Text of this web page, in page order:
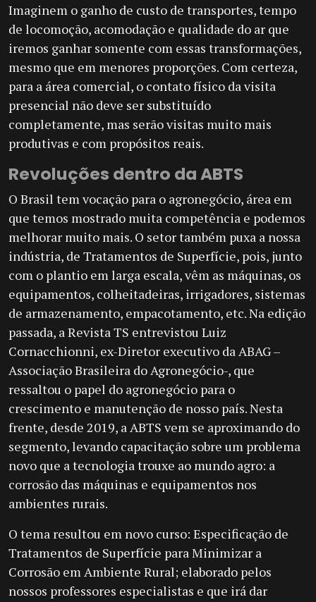
Imaginem o ganho de custo de transportes, tempo
de locomoção, acomodação e qualidade do ar que
iremos ganhar somente com essas transformações,
mesmo que em menores proporções. Com certeza,
para a área comercial, o contato físico da visita
presencial não deve ser substituído
completamente, mas serão visitas muito mais
produtivas e com propósitos reais.
Revoluções dentro da ABTS
O Brasil tem vocação para o agronegócio, área em
que temos mostrado muita competência e podemos
melhorar muito mais. O setor também puxa a nossa
indústria, de Tratamentos de Superfície, pois, junto
com o plantio em larga escala, vêm as máquinas, os
equipamentos, colheitadeiras, irrigadores, sistemas
de armazenamento, empacotamento, etc. Na edição
passada, a Revista TS entrevistou Luiz
Cornacchionni, ex-Diretor executivo da ABAG –
Associação Brasileira do Agronegócio-, que
ressaltou o papel do agronegócio para o
crescimento e manutenção de nosso país. Nesta
frente, desde 2019, a ABTS vem se aproximando do
segmento, levando capacitação sobre um problema
novo que a tecnologia trouxe ao mundo agro: a
corrosão das máquinas e equipamentos nos
ambientes rurais.
O tema resultou em novo curso: Especificação de
Tratamentos de Superfície para Minimizar a
Corrosão em Ambiente Rural; elaborado pelos
nossos professores especialistas e que irá dar